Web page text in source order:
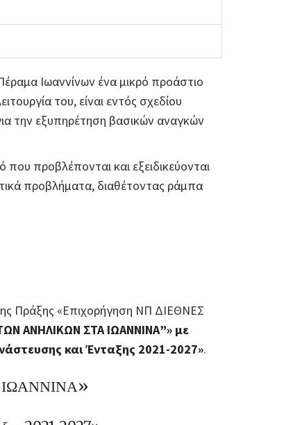
Ιωαννίνων ένα μικρό προάστιο
του, είναι εντός σχεδίου
την εξυπηρέτηση βασικών αναγκών
προβλέπονται και εξειδικεύονται
προβλήματα, διαθέτοντας ράμπα
Πράξης «Επιχορήγηση ΝΠ ΔΙΕΘΝΕΣ
ΑΝΗΛΙΚΩΝ ΣΤΑ ΙΩΑΝΝΙΝΑ”» με
και Ένταξης 2021-2027».